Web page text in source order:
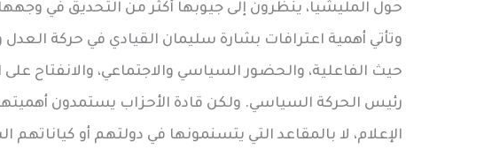
حول المليشيا، ينظرون إلى جيوبها أكثر من التحديق في
وتأتي أهمية اعترافات بشارة سليمان القيادي في حركة العدل
حيث الفاعلية، والحضور السياسي والاجتماعي، والانفتاح
رئيس الحركة السياسي. ولكن قادة الأحزاب يستمدون
الإعلام، لا بالمقاعد التي يتسنمونها في دولتهم أو كياناتهم